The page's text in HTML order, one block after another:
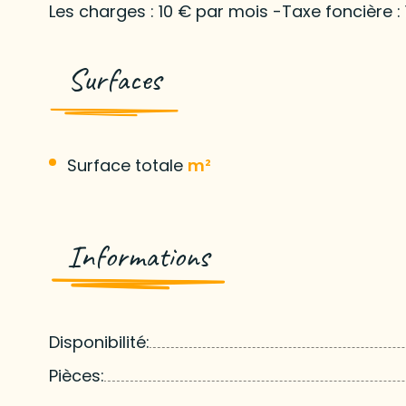
Les charges : 10 € par mois -Taxe foncière :
Surfaces
Surface totale m²
Informations
Disponibilité:
Pièces: